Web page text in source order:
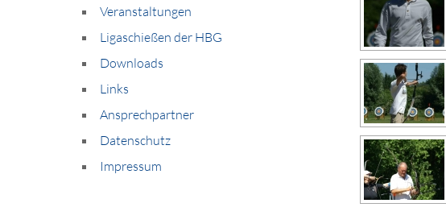
Veranstaltungen
Ligaschießen der HBG
Downloads
Links
Ansprechpartner
Datenschutz
Impressum